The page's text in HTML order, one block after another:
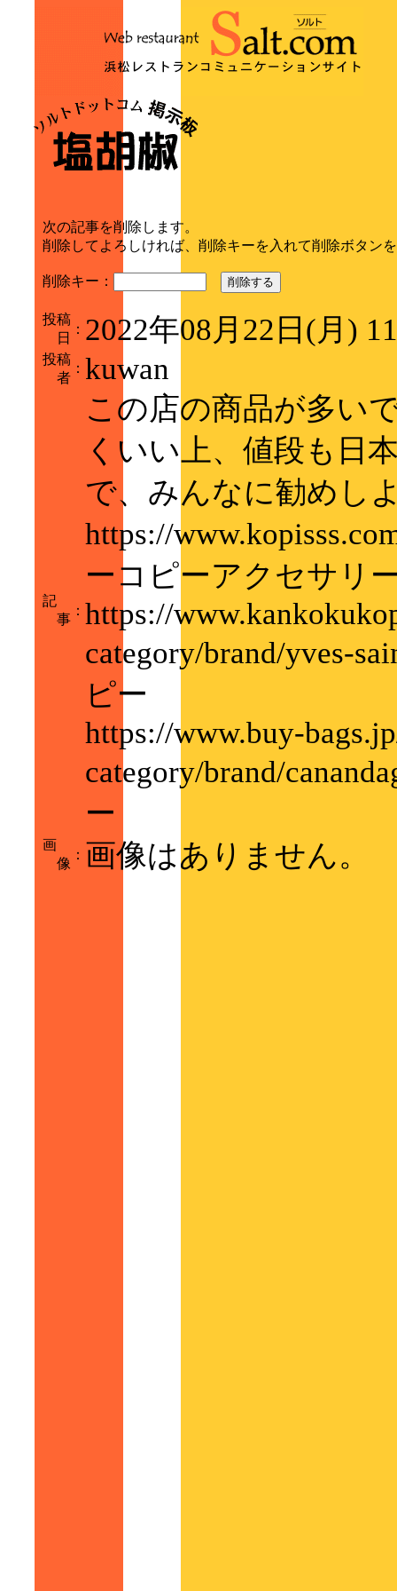
次の記事を削除します。
削除してよろしければ、削除キーを入れて削除ボタン
削除キー： 削除する
投稿
日
： 2022年08月22日(月)
投稿
者
： kuwan
記
事
：
この店の商品が多い
くいい上、値段も日
で、みんなに勧めし
https://
ーコピーアクセサリ
https://
category/brand/yves-
ピー
https://www.buy-
category/brand/
ー
画
像
： 画像はありません。